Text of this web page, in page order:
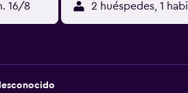
16/8 2 huéspedes, 1